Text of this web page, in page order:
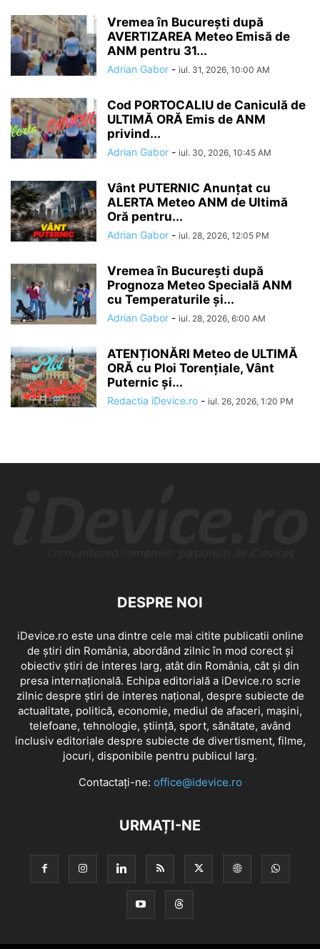
Vremea în București după
AVERTIZAREA Meteo Emisă de
ANM pentru 31...
Adrian Gabor - iul. 31, 2026, 10:00 AM
Cod PORTOCALIU de Caniculă de
ULTIMĂ ORĂ Emis de ANM
privind...
Adrian Gabor - iul. 30, 2026, 10:45 AM
Vânt PUTERNIC Anunțat cu
ALERTA Meteo ANM de Ultimă
Oră pentru...
Adrian Gabor - iul. 28, 2026, 12:05 PM
Vremea în București după
Prognoza Meteo Specială ANM
cu Temperaturile și...
Adrian Gabor - iul. 28, 2026, 6:00 AM
ATENȚIONĂRI Meteo de ULTIMĂ
ORĂ cu Ploi Torențiale, Vânt
Puternic și...
Redactia iDevice.ro - iul. 26, 2026, 1:20 PM
DESPRE NOI
iDevice.ro este una dintre cele mai citite publicatii online
de știri din România, abordând zilnic în mod corect și
obiectiv știri de interes larg, atât din România, cât și din
presa internațională. Echipa editorială a iDevice.ro scrie
zilnic despre știri de interes național, despre subiecte de
actualitate, politică, economie, mediul de afaceri, mașini,
telefoane, tehnologie, știință, sport, sănătate, având
inclusiv editoriale despre subiecte de divertisment, filme,
jocuri, disponibile pentru publicul larg.
Contactați-ne: office@idevice.ro
URMAȚI-NE